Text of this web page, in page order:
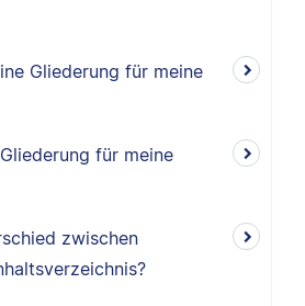
Gliederung für meine
für meine
zwischen